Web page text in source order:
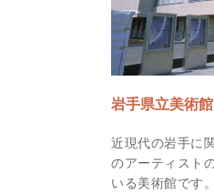
岩手県立美術館
近現代の岩手に
のアーティスト
いる美術館です